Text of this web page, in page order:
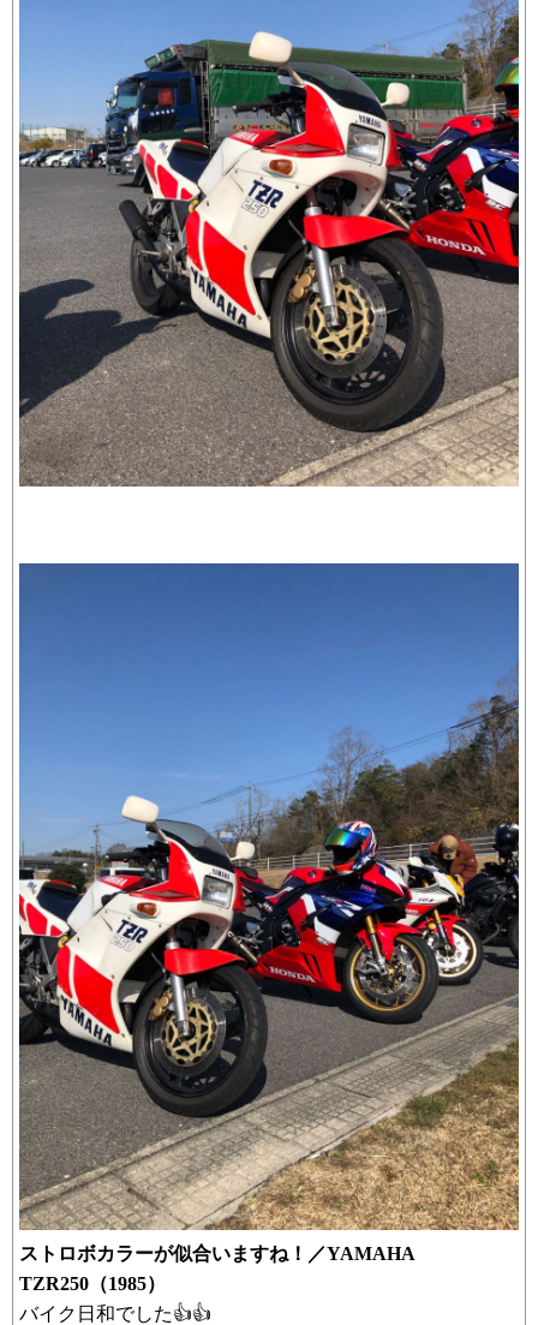
ストロボカラーが似合いますね！／YAMAHA
TZR250（1985）
バイク日和でした👍👍